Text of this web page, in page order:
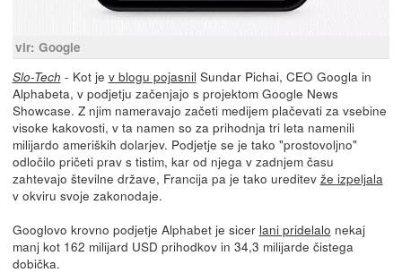
vir: Google
Slo-Tech - Kot je v blogu pojasnil Sundar Pichai, CEO Googla in
Alphabeta, v podjetju začenjajo s projektom Google News
Showcase. Z njim nameravajo začeti medijem plačevati za vsebine
visoke kakovosti, v ta namen so za prihodnja tri leta namenili
milijardo ameriških dolarjev. Podjetje se je tako "prostovoljno"
odločilo pričeti prav s tistim, kar od njega v zadnjem času
zahtevajo številne države, Francija pa je tako ureditev že izpeljala
v okviru svoje zakonodaje.
Googlovo krovno podjetje Alphabet je sicer lani pridelalo nekaj
manj kot 162 milijard USD prihodkov in 34,3 milijarde čistega
dobička.